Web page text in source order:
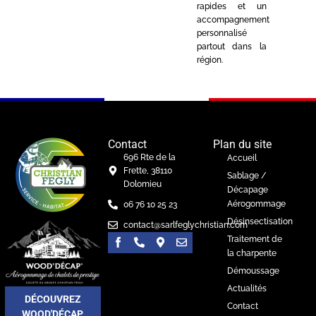
rapides et un
accompagnement
personnalisé
partout dans la
région.
DÉCOUVREZ
Contact
696 Rte de la
Frette, 38110
Dolomieu
06 76 10 25 23
contact@sarlfeglychristian.com
Plan du site
Accueil
Sablage /
Décapage
Aérogommage
Désinsectisation
Traitement de
la charpente
Démoussage
Actualités
Contact